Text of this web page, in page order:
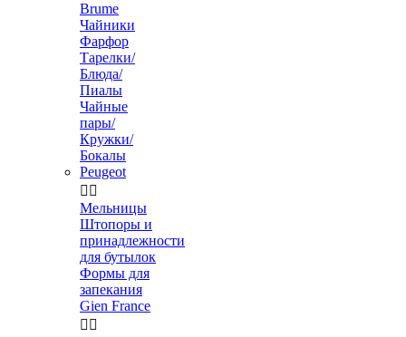
Brume
Чайники
Фарфор
Тарелки/
Блюда/
Пиалы
Чайные
пары/
Кружки/
Бокалы
Peugeot
 
Мельницы
Штопоры и
принадлежности
для бутылок
Формы для
запекания
Gien France
 